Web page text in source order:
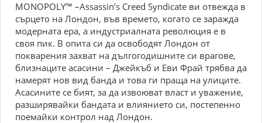
MONOPOLY™ –Assassin’s Creed Syndicate ви отвежда в
сърцето на Лондон, във времето, когато се заражда
модерната ера, а индустриалната революция е в
своя пик. В опита си да освободят Лондон от
покварения захват на дългогодишните си врагове,
близнаците асасини – Джейкъб и Еви Фрай трябва да
намерят нов вид банда и това ги праща на улиците.
Асасините се бият, за да извоюват власт и уважение,
разширявайки бандата и влиянието си, постепенно
поемайки контрол над Лондон.